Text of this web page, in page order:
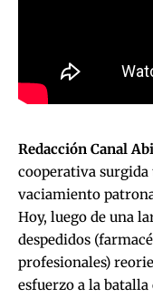
Redacción Canal
cooperativa surgida
vaciamiento
Hoy, luego de una
despedidos
profesionales)
esfuerzo a la batalla